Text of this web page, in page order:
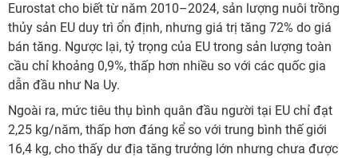
Eurostat cho biết từ năm 2010–2024, sản lượng nuôi trồng
thủy sản EU duy trì ổn định, nhưng giá trị tăng 72% do giá
bán tăng. Ngược lại, tỷ trọng của EU trong sản lượng toàn
cầu chỉ khoảng 0,9%, thấp hơn nhiều so với các quốc gia
dẫn đầu như Na Uy.
Ngoài ra, mức tiêu thụ bình quân đầu người tại EU chỉ đạt
2,25 kg/năm, thấp hơn đáng kể so với trung bình thế giới
16,4 kg, cho thấy dư địa tăng trưởng lớn nhưng chưa được